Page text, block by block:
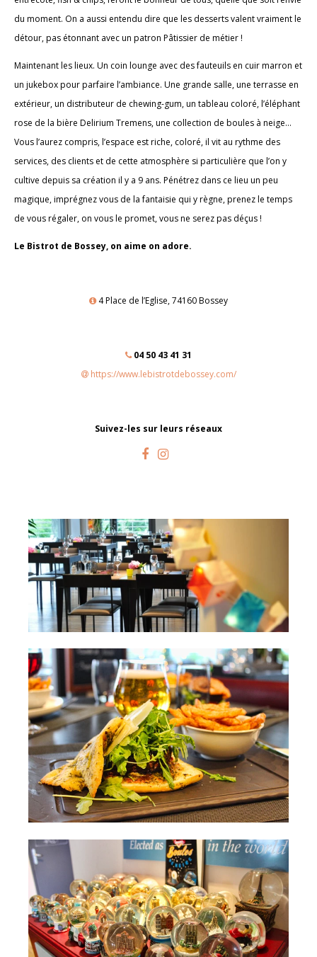
du moment. On a aussi entendu dire que les desserts valent vraiment le
détour, pas étonnant avec un patron Pâtissier de métier !
Maintenant les lieux. Un coin lounge avec des fauteuils en cuir marron et
un jukebox pour parfaire l’ambiance. Une grande salle, une terrasse en
extérieur, un distributeur de chewing-gum, un tableau coloré, l’éléphant
rose de la bière Delirium Tremens, une collection de boules à neige…
Vous l’aurez compris, l’espace est riche, coloré, il vit au rythme des
services, des clients et de cette atmosphère si particulière que l’on y
cultive depuis sa création il y a 9 ans. Pénétrez dans ce lieu un peu
magique, imprégnez vous de la fantaisie qui y règne, prenez le temps
de vous régaler, on vous le promet, vous ne serez pas déçus !
Le Bistrot de Bossey, on aime on adore.
4 Place de l’Eglise, 74160 Bossey
04 50 43 41 31
https://www.lebistrotdebossey.com/
Suivez-les sur leurs réseaux